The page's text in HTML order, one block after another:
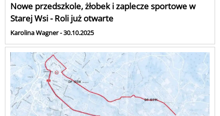
Nowe przedszkole, żłobek i zaplecze sportowe w
Starej Wsi - Roli już otwarte
Karolina Wagner - 30.10.2025